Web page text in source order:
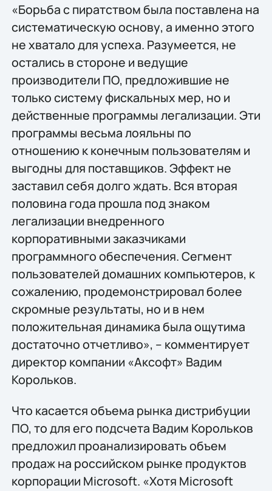
«Борьба с пиратством была поставлена на
систематическую основу, а именно этого
не хватало для успеха. Разумеется, не
остались в стороне и ведущие
производители ПО, предложившие не
только систему фискальных мер, но и
действенные программы легализации. Эти
программы весьма лояльны по
отношению к конечным пользователям и
выгодны для поставщиков. Эффект не
заставил себя долго ждать. Вся вторая
половина года прошла под знаком
легализации внедренного
корпоративными заказчиками
программного обеспечения. Сегмент
пользователей домашних компьютеров, к
сожалению, продемонстрировал более
скромные результаты, но и в нем
положительная динамика была ощутима
достаточно отчетливо», – комментирует
директор компании «Аксофт» Вадим
Корольков.
Что касается объема рынка дистрибуции
ПО, то для его подсчета Вадим Корольков
предложил проанализировать объем
продаж на российском рынке продуктов
корпорации Microsoft. «Хотя Microsoft